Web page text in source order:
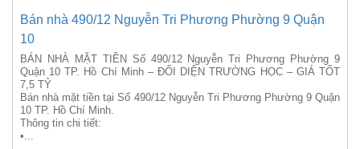
Bán nhà 490/12 Nguyễn Tri Phương Phường 9 Quận
10
BÁN NHÀ MẶT TIỀN Số 490/12 Nguyễn Tri Phương Phường 9
Quận 10 TP. Hồ Chí Minh – ĐỐI DIỆN TRƯỜNG HỌC – GIÁ TỐT
7,5 TỶ
Bán nhà mặt tiền tại Số 490/12 Nguyễn Tri Phương Phường 9 Quận
10 TP. Hồ Chí Minh.
Thông tin chi tiết:
•...